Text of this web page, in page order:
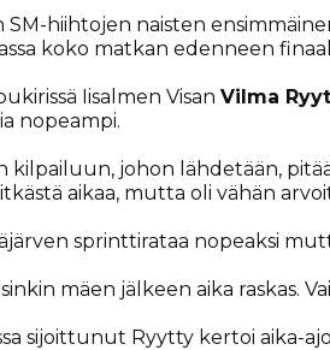
hiihtojen naisten
koko matkan edenneen
Iisalmen Visan Vilma
nopeampi.
kilpailuun, johon lähdetään,
aikaa, mutta oli vähän
sprinttirataa nopeaksi
mäen jälkeen aika raskas.
sijoittunut Ryytty kertoi aika-